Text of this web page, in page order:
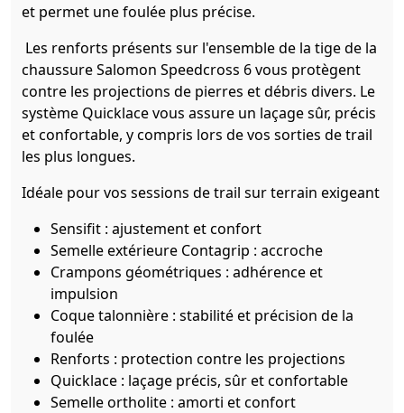
et permet une foulée plus précise.
Les renforts présents sur l'ensemble de la tige de la
chaussure Salomon Speedcross 6 vous protègent
contre les projections de pierres et débris divers. Le
système Quicklace vous assure un laçage sûr, précis
et confortable, y compris lors de vos sorties de trail
les plus longues.
Idéale pour vos sessions de trail sur terrain exigeant
Sensifit : ajustement et confort
Semelle extérieure Contagrip : accroche
Crampons géométriques : adhérence et
impulsion
Coque talonnière : stabilité et précision de la
foulée
Renforts : protection contre les projections
Quicklace : laçage précis, sûr et confortable
Semelle ortholite : amorti et confort